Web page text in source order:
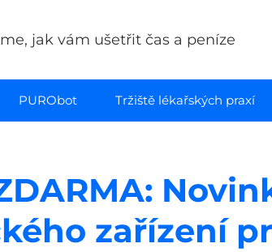
jak vám ušetřit čas a peníze
PURObot Tržiště lékařských praxí
zařízení